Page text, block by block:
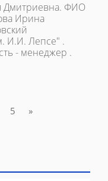
Дмитриевна. ФИО
Ирина
И.И. Лепсе" .
- менеджер .
5 »